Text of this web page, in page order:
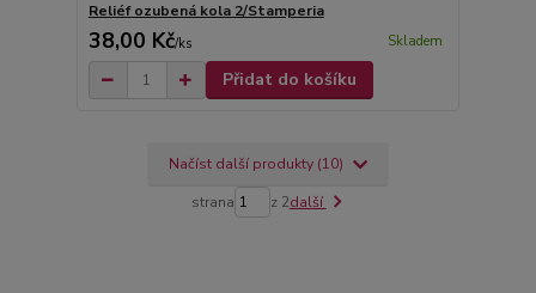
Reliéf ozubená kola 2/Stamperia
38,00 Kč/ks Skladem
Přidat do košíku
Načíst další produkty (10)
strana z 2další